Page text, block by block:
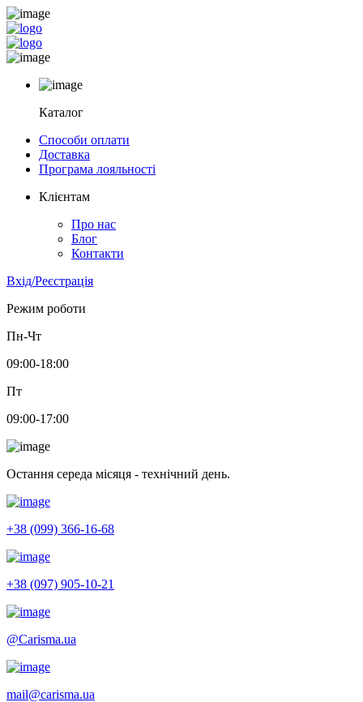
Каталог
Способи оплати
Доставка
Програма лояльності
Клієнтам
Про нас
Блог
Контакти
Вхід/Реєстрація
Режим роботи
Пн-Чт
09:00-18:00
Пт
09:00-17:00
Остання середа місяця - технічний день.
+38 (099) 366-16-68
+38 (097) 905-10-21
@Carisma.ua
mail@carisma.ua